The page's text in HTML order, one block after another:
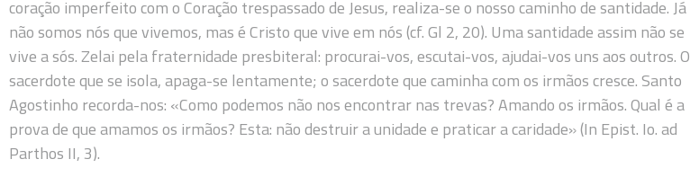
coração imperfeito com o Coração trespassado de Jesus, realiza-se o nosso caminho de santidade. Já
não somos nós que vivemos, mas é Cristo que vive em nós (cf. Gl 2, 20). Uma santidade assim não se
vive a sós. Zelai pela fraternidade presbiteral: procurai-vos, escutai-vos, ajudai-vos uns aos outros. O
sacerdote que se isola, apaga-se lentamente; o sacerdote que caminha com os irmãos cresce. Santo
Agostinho recorda-nos: «Como podemos não nos encontrar nas trevas? Amando os irmãos. Qual é a
prova de que amamos os irmãos? Esta: não destruir a unidade e praticar a caridade» (In Epist. Io. ad
Parthos II, 3).